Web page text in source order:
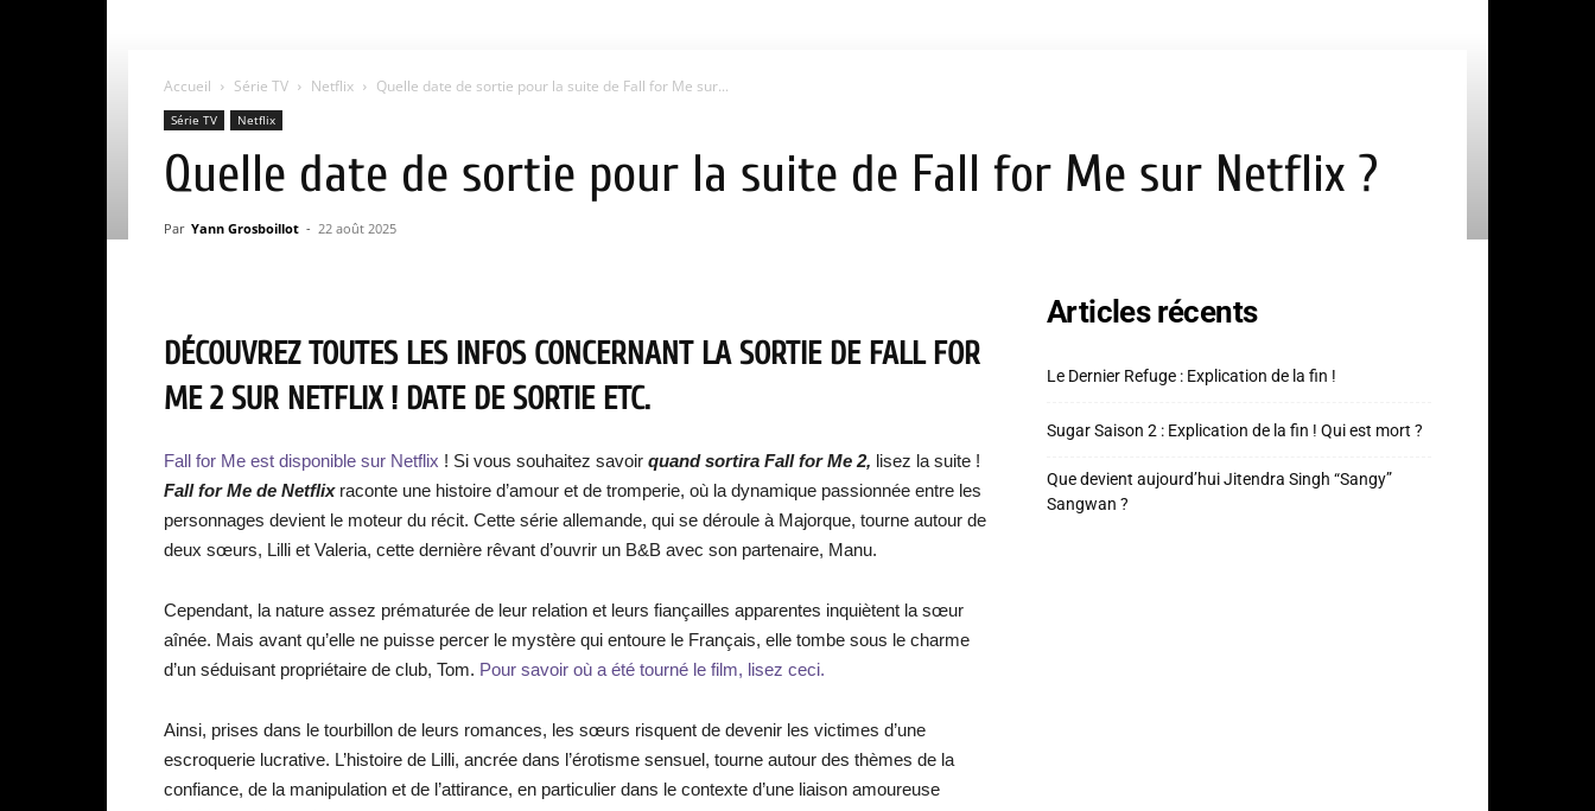
Accueil Série TV Netflix Quelle date de sortie pour la suite de Fall for Me sur...
Série TV Netflix
Quelle date de sortie pour la suite de Fall for Me sur Netflix ?
Par Yann Grosboillot - 22 août 2025
DÉCOUVREZ TOUTES LES INFOS CONCERNANT LA SORTIE DE FALL FOR
ME 2 SUR NETFLIX ! DATE DE SORTIE ETC.
Fall for Me est disponible sur Netflix ! Si vous souhaitez savoir quand sortira Fall for Me 2, lisez la suite !
Fall for Me de Netflix raconte une histoire d’amour et de tromperie, où la dynamique passionnée entre les
personnages devient le moteur du récit. Cette série allemande, qui se déroule à Majorque, tourne autour de
deux sœurs, Lilli et Valeria, cette dernière rêvant d’ouvrir un B&B avec son partenaire, Manu.
Cependant, la nature assez prématurée de leur relation et leurs fiançailles apparentes inquiètent la sœur
aînée. Mais avant qu’elle ne puisse percer le mystère qui entoure le Français, elle tombe sous le charme
d’un séduisant propriétaire de club, Tom. Pour savoir où a été tourné le film, lisez ceci.
Ainsi, prises dans le tourbillon de leurs romances, les sœurs risquent de devenir les victimes d’une
escroquerie lucrative. L’histoire de Lilli, ancrée dans l’érotisme sensuel, tourne autour des thèmes de la
confiance, de la manipulation et de l’attirance, en particulier dans le contexte d’une liaison amoureuse
Articles récents
Le Dernier Refuge : Explication de la fin !
Sugar Saison 2 : Explication de la fin ! Qui est mort ?
Que devient aujourd’hui Jitendra Singh “Sangy”
Sangwan ?